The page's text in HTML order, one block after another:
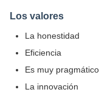
Los valores
La honestidad
Eficiencia
Es muy
La innovación